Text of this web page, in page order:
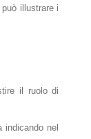
illustrare i
il ruolo di
nel